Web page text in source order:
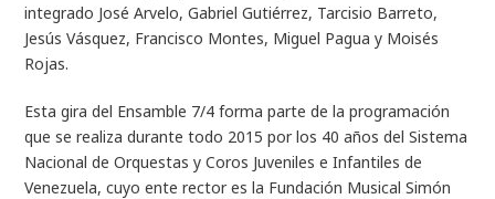
integrado José Arvelo, Gabriel Gutiérrez, Tarcisio Barreto,
Jesús Vásquez, Francisco Montes, Miguel Pagua y Moisés
Rojas.
Esta gira del Ensamble 7/4 forma parte de la programación
que se realiza durante todo 2015 por los 40 años del Sistema
Nacional de Orquestas y Coros Juveniles e Infantiles de
Venezuela, cuyo ente rector es la Fundación Musical Simón